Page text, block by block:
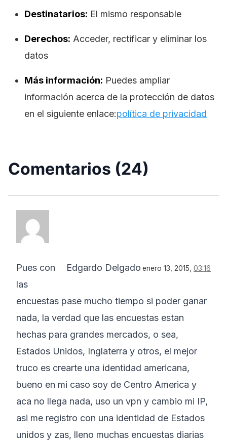
Destinatarios: El mismo responsable
Derechos: Acceder, rectificar y eliminar los
datos
Más información: Puedes ampliar
información acerca de la protección de datos
en el siguiente enlace:política de privacidad
Comentarios (24)
Edgardo Delgado enero 13, 2015, 03:16
Pues con
las
encuestas pase mucho tiempo si poder ganar
nada, la verdad que las encuestas estan
hechas para grandes mercados, o sea,
Estados Unidos, Inglaterra y otros, el mejor
truco es crearte una identidad americana,
bueno en mi caso soy de Centro America y
aca no llega nada, uso un vpn y cambio mi IP,
asi me registro con una identidad de Estados
unidos y zas, lleno muchas encuestas diarias